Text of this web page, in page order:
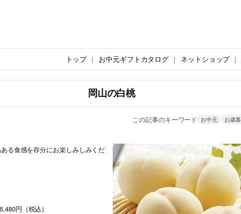
トップ お中元ギフトカタログ ネットショップ
岡山の白桃
この記事のキーワード お中元 お歳暮
る食感を存分にお楽しみしみくだ
円（税込）